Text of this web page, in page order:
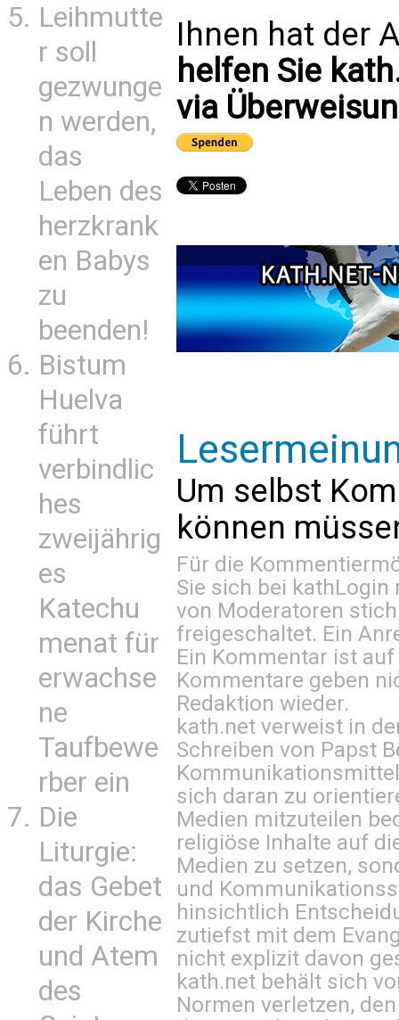
Leihmutte
r soll
gezwunge
n werden,
das
Leben des
herzkrank
en Babys
zu
beenden!
Bistum
Huelva
führt
verbindlic
hes
zweijährig
es
Katechu
menat für
erwachse
ne
Taufbewe
rber ein
Die
Liturgie:
das Gebet
der Kirche
und Atem
des
Ihnen hat der
helfen Sie
via
Um selbst
können
Für die
Sie sich bei kathLogin
von Moderatoren
freigeschaltet. Ein
Ein Kommentar ist
Kommentare geben
Redaktion wieder.
kath.net verweist in
Schreiben von Papst
sich daran zu
Medien mitzuteilen
religiöse Inhalte auf
Medien zu setzen,
und
hinsichtlich
zutiefst mit dem
nicht explizit davon
kath.net behält sich
Normen verletzen,